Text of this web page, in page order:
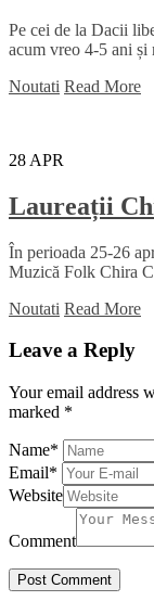
Pe cei de la Dacii
acum vreo 4-5 ani și
Noutati Read More
28 APR
Laureații
În perioada 25-26
Muzică Folk Chira
Noutati Read More
Leave a Reply
Your email address
marked *
Name*
Email*
Website
Comment